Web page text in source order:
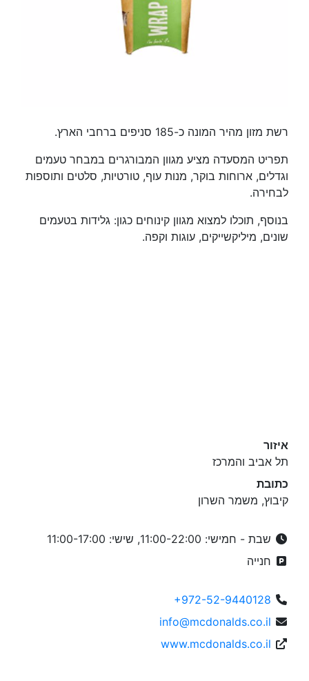
רשת מזון מהיר המונה כ-185 סניפים ברחבי הארץ.
תפריט המסעדה מציע מגוון המבורגרים במבחר טעמים
וגדלים, ארוחות בוקר, מנות עוף, טורטיות, סלטים ותוספות
לבחירה.
בנוסף, תוכלו למצוא מגוון קינוחים כגון: גלידות בטעמים
שונים, מיליקשייקים, עוגות וקפה.
איזור
תל אביב והמרכז
כתובת
קיבוץ, משמר השרון
שבת - חמישי: 11:00-22:00, שישי: 11:00-17:00
חנייה
+972-52-9440128
info@mcdonalds.co.il
www.mcdonalds.co.il